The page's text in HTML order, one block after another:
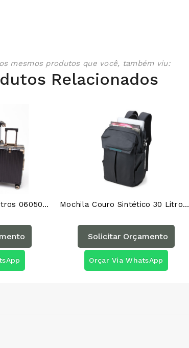
mesmos produtos que você, também viu:
Relacionados
Mala De Viagem 38 Litros 06050AG Mochila Couro Sintético 30 Litros 01118AG
Solicitar Orçamento
Orçar Via WhatsApp